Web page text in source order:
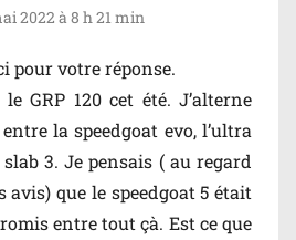
2022 à 8 h 21 min
pour votre réponse.
GRP 120 cet été. J’alterne
la speedgoat evo, l’ultra
3. Je pensais ( au regard
avis) que le speedgoat 5 était
entre tout çà. Est ce que